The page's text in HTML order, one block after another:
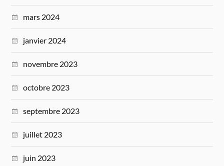
mars 2024
janvier 2024
novembre 2023
octobre 2023
septembre 2023
juillet 2023
juin 2023